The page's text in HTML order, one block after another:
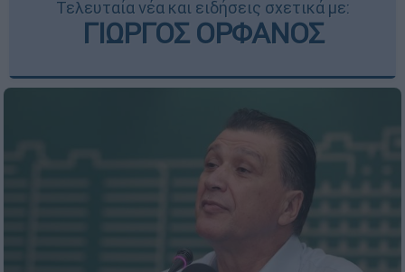
Τελευταία νέα και ειδήσεις σχετικά με:
ΓΙΩΡΓΟΣ ΟΡΦΑΝΟΣ